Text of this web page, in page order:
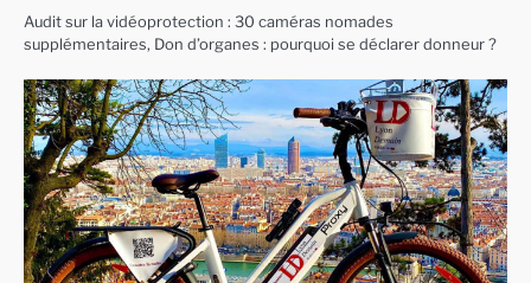
Audit sur la vidéoprotection : 30 caméras nomades
supplémentaires, Don d’organes : pourquoi se déclarer donneur ?